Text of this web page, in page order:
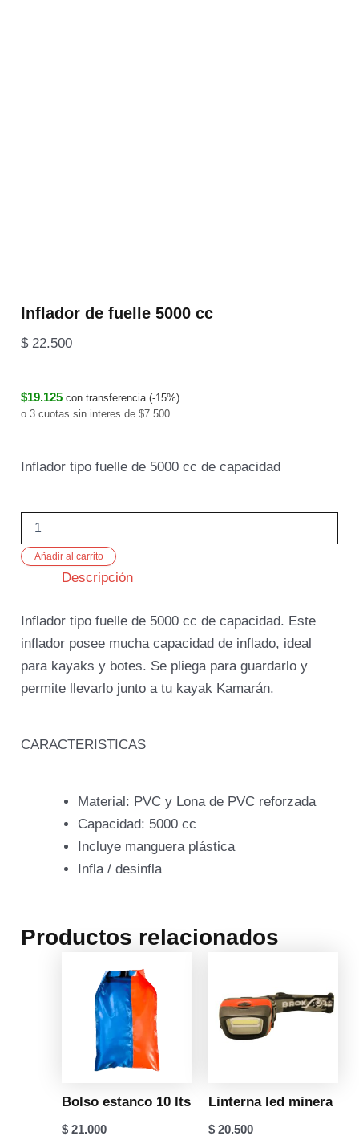
Inflador de fuelle 5000 cc
$22.500
$19.125con transferencia (-15%)
o 3 cuotas sin interes de $7.500
Inflador tipo fuelle de 5000 cc de capacidad
Añadir al carrito
Descripción
Inflador tipo fuelle de 5000 cc de capacidad. Este
inflador posee mucha capacidad de inflado, ideal
para kayaks y botes. Se pliega para guardarlo y
permite llevarlo junto a tu kayak Kamarán.
CARACTERISTICAS
Material: PVC y Lona de PVC reforzada
Capacidad: 5000 cc
Incluye manguera plástica
Infla / desinfla
Productos relacionados
Bolso estanco 10 lts
$ 21.000
Linterna led minera
$20.500